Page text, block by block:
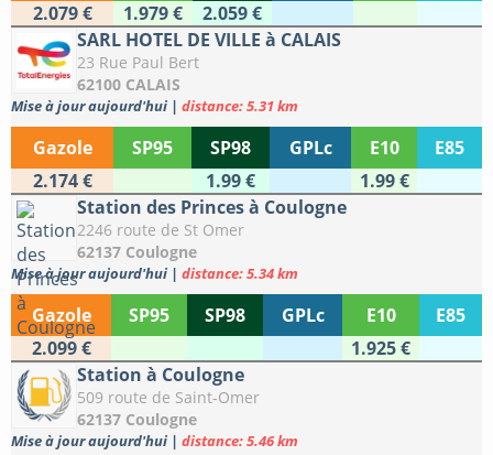
2.079 €
1.979 €
2.059 €
SARL HOTEL DE VILLE à CALAIS
23 Rue Paul Bert
62100 CALAIS
Mise à jour aujourd'hui | distance: 5.31 km
Gazole SP95 SP98 GPLc E10
E85
2.174 €
1.99 €
1.99 €
Station des Princes à Coulogne
2246 route de St Omer
62137 Coulogne
Mise à jour aujourd'hui | distance: 5.34 km
Gazole SP95 SP98 GPLc E10
E85
2.099 €
1.925 €
Station à Coulogne
509 route de Saint-Omer
62137 Coulogne
Mise à jour aujourd'hui | distance: 5.46 km